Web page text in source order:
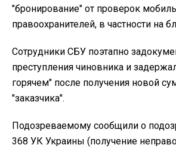
"бронирование" от проверок
правоохранителей, в частности на
Сотрудники СБУ поэтапно
преступления чиновника и
горячем" после получения новой
"заказчика".
Подозреваемому сообщили о
368 УК Украины (получение